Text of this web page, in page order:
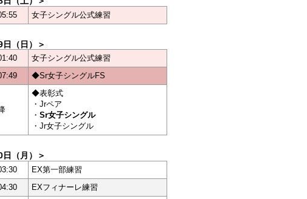
女子シングル公式練習
日（日）＞
女子シングル公式練習
◆Sr女子シングルFS
◆表彰式
・Jrペア
・ Sr女子シングル
・Jr女子シングル
日（月）＞
EX第一部練習
EXフィナーレ練習